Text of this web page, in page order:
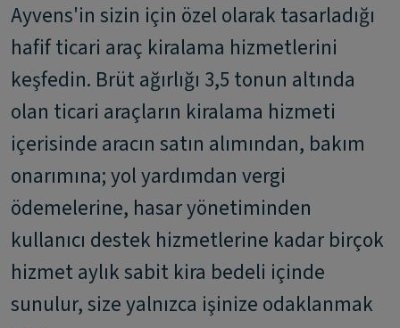
Ayvens'in sizin için özel olarak tasarladığı
hafif ticari araç kiralama hizmetlerini
keşfedin. Brüt ağırlığı 3,5 tonun altında
olan ticari araçların kiralama hizmeti
içerisinde aracın satın alımından, bakım
onarımına; yol yardımdan vergi
ödemelerine, hasar yönetiminden
kullanıcı destek hizmetlerine kadar birçok
hizmet aylık sabit kira bedeli içinde
sunulur, size yalnızca işinize odaklanmak